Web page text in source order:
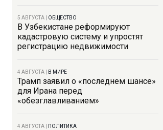
5 АВГУСТА ОБЩЕСТВО
В Узбекистане реформируют
кадастровую систему и упростят
регистрацию недвижимости
4 АВГУСТА В МИРЕ
Трамп заявил о «последнем шансе»
для Ирана перед
«обезглавливанием»
4 АВГУСТА ПОЛИТИКА